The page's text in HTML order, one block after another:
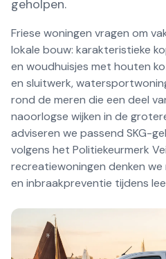
geholpen.
Friese woningen vragen om
lokale bouw: karakteristieke
en woudhuisjes met houten
en sluitwerk,
rond de meren die een deel
naoorlogse wijken in de
adviseren we passend SKG-
volgens het Politiekeurmerk
recreatiewoningen denken
en inbraakpreventie tijdens